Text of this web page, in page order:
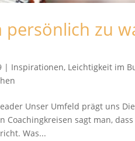
zu
| Inspirationen, Leichtigkeit im
Unser Umfeld prägt uns
Coachingkreisen sagt man,
Was...